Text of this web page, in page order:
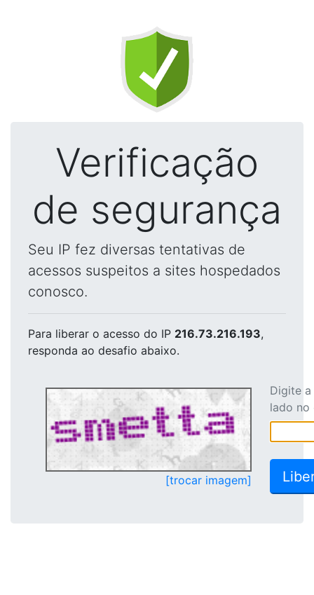
Verificação
de segurança
Seu IP fez diversas tentativas de
acessos suspeitos a sites hospedados
conosco.
Para liberar o acesso do IP 216.73.216.193,
responda ao desafio abaixo.
[trocar imagem]
Digite
lado no